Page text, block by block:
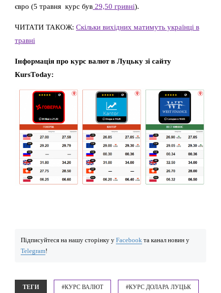
євро (5 травня курс був 29,50 гривні).
ЧИТАТИ ТАКОЖ: Скільки вихідних матимуть українці в
травні
Інформація про курс валют в Луцьку зі сайту
КursТoday:
Підписуйтеся на нашу сторінку у Facebook та канал новин у
Telegram!
ТЕГИ #КУРС ВАЛЮТ #КУРС ДОЛАРА ЛУЦЬК